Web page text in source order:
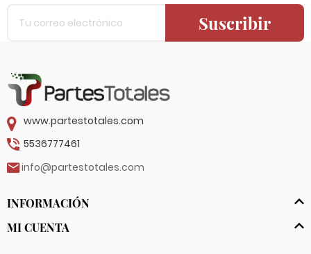
Suscribir
www.partestotales.com
5536777461
info@partestotales.com
INFORMACIÓN
MI CUENTA